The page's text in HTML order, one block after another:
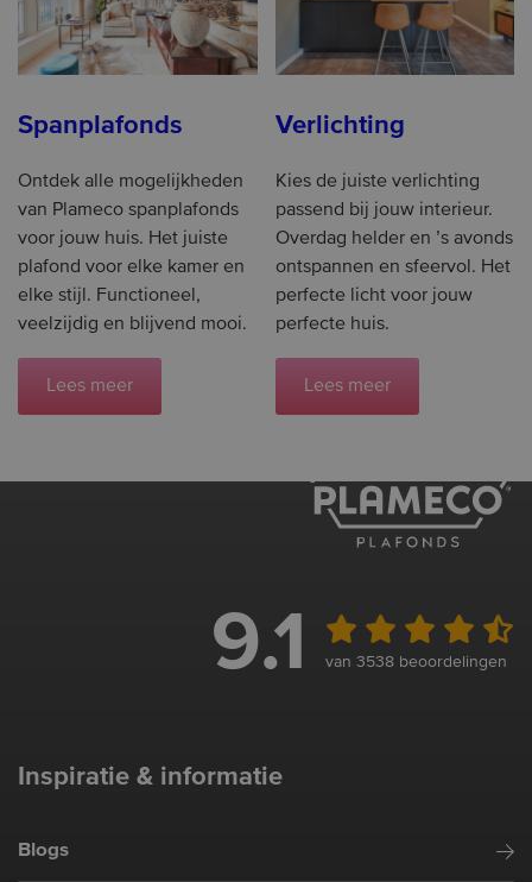
Spanplafonds
Ontdek alle mogelijkheden
van Plameco spanplafonds
voor jouw huis. Het juiste
plafond voor elke kamer en
elke stijl. Functioneel,
veelzijdig en blijvend mooi.
Lees meer
Verlichting
Kies de juiste verlichting
passend bij jouw interieur.
Overdag helder en ’s avonds
ontspannen en sfeervol. Het
perfecte licht voor jouw
perfecte huis.
Lees meer
9.1 van 3538 beoordelingen
Inspiratie & informatie
Blogs